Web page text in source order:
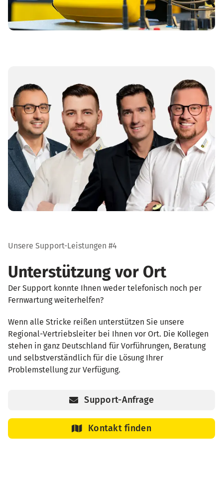
Unsere Support-Leistungen #4
Unterstützung vor Ort
Der Support konnte Ihnen weder telefonisch noch per
Fernwartung weiterhelfen?
Wenn alle Stricke reißen unterstützen Sie unsere
Regional-Vertriebsleiter bei Ihnen vor Ort. Die Kollegen
stehen in ganz Deutschland für Vorführungen, Beratung
und selbstverständlich für die Lösung Ihrer
Problemstellung zur Verfügung.
Support-Anfrage
Kontakt finden